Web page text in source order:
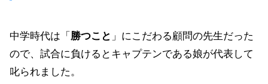
中学時代は「 勝つこと 」にこだわる顧問の先生だった
ので、試合に負けるとキャプテンである娘が代表して
叱られました。